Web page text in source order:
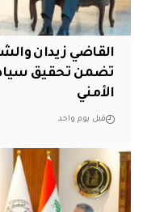
القاضي زيدان
تضمن تحقيق
الأمني
قبل يوم واحد